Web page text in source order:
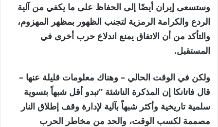
وستسعى إيران أيضًا إلى الحفاظ على ما يكفي من آلية
الردع والكرامة الرمزية لتجنب الظهور بمظهر المهزوم،
والتأكد من أن الاتفاق يمنع اندلاع حرب أخرى في
المستقبل.
ولكن في الوقت الحالي – وهناك معلومات قليلة عنها –
قال فاتانكا إن المذكرة الناشئة “تبدو أقل شبهاً بتسوية
سلمية تاريخية وأكثر شبهاً بآلية لإدارة وقف إطلاق النار
مصممة لكسب الوقت، والحد من مخاطر الحرب